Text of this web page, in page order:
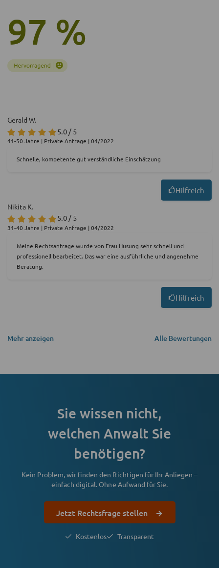
97 %
Gerald W.
5.0 / 5
41-50 Jahre | Private Anfrage | 04/2022
Schnelle, kompetente gut verständliche Einschätzung
Hilfreich
Nikita K.
5.0 / 5
31-40 Jahre | Private Anfrage | 04/2022
Meine Rechtsanfrage wurde von Frau Husung sehr schnell und
professionell bearbeitet. Das war eine ausführliche und angenehme
Beratung.
Hilfreich
Mehr anzeigen Alle Bewertungen
Sie wissen nicht,
welchen Anwalt Sie
benötigen?
Kein Problem, wir finden den Richtigen für Ihr Anliegen –
einfach digital. Ohne Aufwand für Sie.
Jetzt Rechtsfrage stellen
Kostenlos Transparent